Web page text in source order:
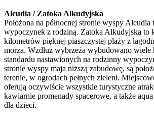
Alcudia / Zatoka Alkudyjska
Położona na północnej stronie wyspy Alcudia
wypoczynek z rodziną. Zatoka Alkudyjska to
kilometrów pięknej piaszczystej plaży z
morza. Wzdłuż wybrzeża wybudowano wiele
standardu nastawionych na rodzinny
stronie wyspy maja niższą zabudowę, są
terenie, w ogrodach pełnych zieleni.
oferują oczywiście wszystkie turystyczne
kawiarnie promenady spacerowe, a także
dla dzieci.